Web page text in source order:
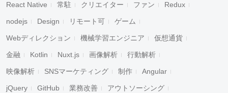
React Native 常駐 クリエイター ファン Redux
nodejs Design リモート可 ゲーム
Webディレクション 機械学習エンジニア 仮想通貨
金融 Kotlin Nuxt.js 画像解析 行動解析
映像解析 SNSマーケティング 制作 Angular
jQuery GitHub 業務改善 アウトソーシング